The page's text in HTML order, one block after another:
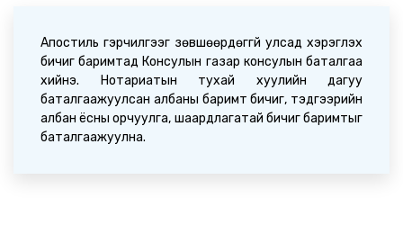
Апостиль гэрчилгээг зөвшөөрдөггүй улсад хэрэглэх
бичиг баримтад Консулын газар консулын баталгаа
хийнэ. Нотариатын тухай хуулийн дагуу
баталгаажуулсан албаны баримт бичиг, тэдгээрийн
албан ёсны орчуулга, шаардлагатай бичиг баримтыг
баталгаажуулна.